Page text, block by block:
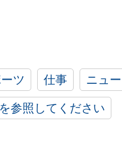
ツ 仕事 ニュ
参照してください